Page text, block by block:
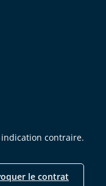
contraire.
le contrat